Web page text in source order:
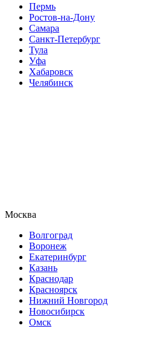
Пермь
Ростов-на-Дону
Самара
Санкт-Петербург
Тула
Уфа
Хабаровск
Челябинск
Москва
Волгоград
Воронеж
Екатеринбург
Казань
Краснодар
Красноярск
Нижний Новгород
Новосибирск
Омск